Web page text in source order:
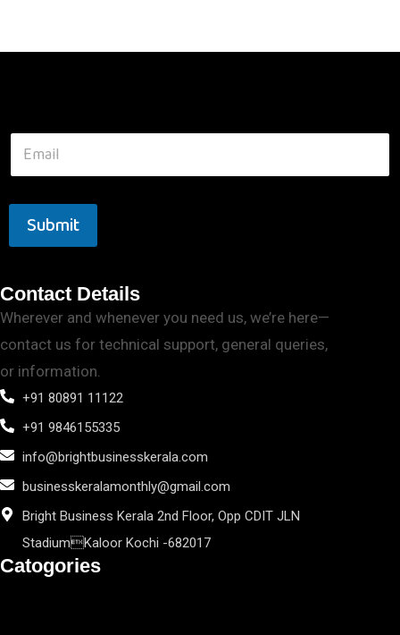
Submit
Contact Details
Wherever and whenever you need us, we’re here—
contact us for technical support, general queries,
or information.
+91 80891 11122
+91 9846155335
info@brightbusinesskerala.com
businesskeralamonthly@gmail.com
Bright Business Kerala 2nd Floor, Opp CDIT JLN
StadiumKaloor Kochi -682017
Catogories